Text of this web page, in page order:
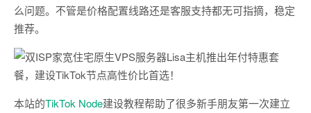
么问题。不管是价格配置线路还是客服支持都无可指摘，稳定
推荐。
本站的TikTok Node建设教程帮助了很多新手朋友第一次建立